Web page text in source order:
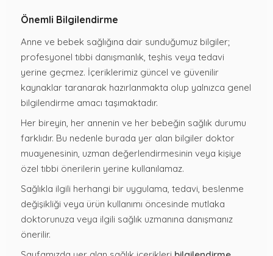
Önemli Bilgilendirme
Anne ve bebek sağlığına dair sunduğumuz bilgiler;
profesyonel tıbbi danışmanlık, teşhis veya tedavi
yerine geçmez. İçeriklerimiz güncel ve güvenilir
kaynaklar taranarak hazırlanmakta olup yalnızca genel
bilgilendirme amacı taşımaktadır.
Her bireyin, her annenin ve her bebeğin sağlık durumu
farklıdır. Bu nedenle burada yer alan bilgiler doktor
muayenesinin, uzman değerlendirmesinin veya kişiye
özel tıbbi önerilerin yerine kullanılamaz.
Sağlıkla ilgili herhangi bir uygulama, tedavi, beslenme
değişikliği veya ürün kullanımı öncesinde mutlaka
doktorunuza veya ilgili sağlık uzmanına danışmanız
önerilir.